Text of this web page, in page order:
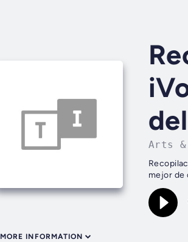
Arts
mejor de
MORE INFORMATION